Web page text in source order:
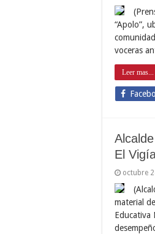
“Apolo”,
voceras
Leer mas...
El
octubre
material
Educativa